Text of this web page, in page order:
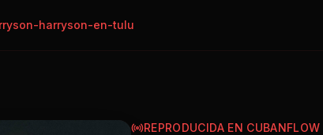
harryson-en-tulu
REPRODUCIDA EN CUBANFLOW